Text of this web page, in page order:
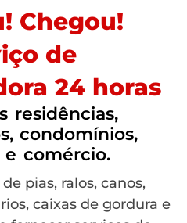
Chegou!
de
24 horas
residências,
condomínios,
e comércio.
pias, ralos, canos,
caixas de gordura e